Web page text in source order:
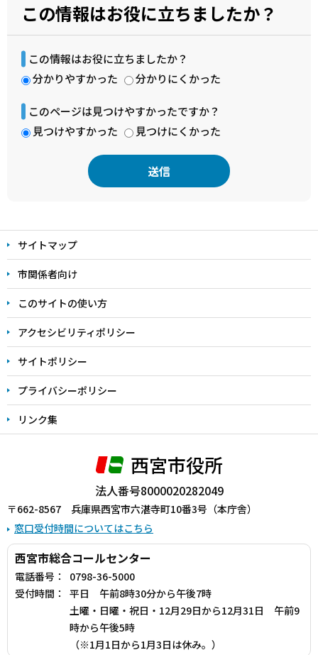
この情報はお役に立ちましたか？
この情報はお役に立ちましたか？
分かりやすかった
分かりにくかった
このページは見つけやすかったですか？
見つけやすかった
見つけにくかった
文
こ
こ
ま
サイトマップ
市関係者向け
このサイトの使い方
アクセシビリティポリシー
サイトポリシー
プライバシーポリシー
リンク集
西宮市役所
法人番号8000020282049
〒662-8567 兵庫県西宮市六湛寺町10番3号（本庁舎）
窓口受付時間についてはこちら
西宮市総合コールセンター
電話番号：
0798-36-5000
受付時間：
平日 午前8時30分から午後7時
土曜・日曜・祝日・12月29日から12月31日 午前9
時から午後5時
（※1月1日から1月3日は休み。）